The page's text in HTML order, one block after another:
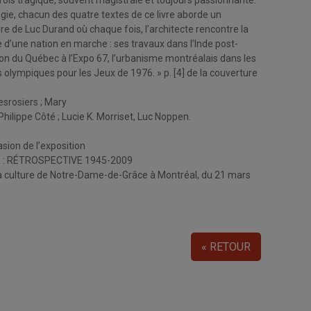
chacun des quatre textes de ce livre aborde un
de Luc Durand où chaque fois, l’architecte rencontre la
nation en marche : ses travaux dans l’Inde post-
du Québec à l’Expo 67, l’urbanisme montréalais dans les
pour les Jeux de 1976. » p. [4] de la couverture
; Mary
Philippe Côté ; Lucie K. Morriset, Luc Noppen.
de l’exposition
: RÉTROSPECTIVE 1945-2009
culture de Notre-Dame-de-Grâce à Montréal, du 21 mars
« RETOUR